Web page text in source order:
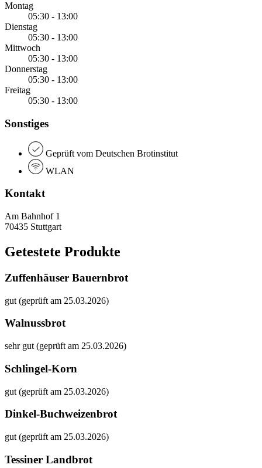
Montag
05:30 - 13:00
Dienstag
05:30 - 13:00
Mittwoch
05:30 - 13:00
Donnerstag
05:30 - 13:00
Freitag
05:30 - 13:00
Sonstiges
Geprüft vom Deutschen Brotinstitut
WLAN
Kontakt
Am Bahnhof 1
70435 Stuttgart
Getestete Produkte
Zuffenhäuser Bauernbrot
gut (geprüft am 25.03.2026)
Walnussbrot
sehr gut (geprüft am 25.03.2026)
Schlingel-Korn
gut (geprüft am 25.03.2026)
Dinkel-Buchweizenbrot
gut (geprüft am 25.03.2026)
Tessiner Landbrot